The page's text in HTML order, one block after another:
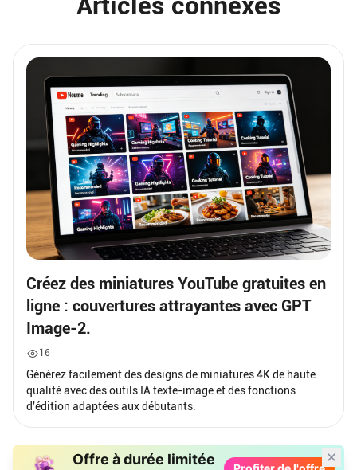
Créez des miniatures YouTube gratuites en
ligne : couvertures attrayantes avec GPT
Image-2.
16
Générez facilement des designs de miniatures 4K de haute
qualité avec des outils IA texte-image et des fonctions
d'édition adaptées aux débutants.
Offre à durée limitée